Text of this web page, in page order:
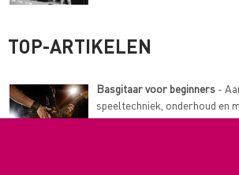
TOP-ARTIKELEN
Basgitaar voor beginners -
speeltechniek, onderhoud en